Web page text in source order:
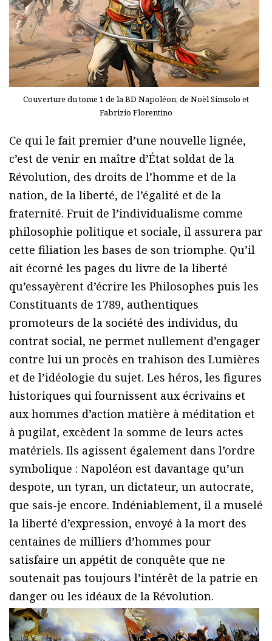
Couverture du tome 1 de la BD Napoléon, de Noël Simsolo et
Fabrizio Florentino
Ce qui le fait premier d’une nouvelle lignée,
c’est de venir en maître d’État soldat de la
Révolution, des droits de l’homme et de la
nation, de la liberté, de l’égalité et de la
fraternité. Fruit de l’individualisme comme
philosophie politique et sociale, il assurera par
cette filiation les bases de son triomphe. Qu’il
ait écorné les pages du livre de la liberté
qu’essayèrent d’écrire les Philosophes puis les
Constituants de 1789, authentiques
promoteurs de la société des individus, du
contrat social, ne permet nullement d’engager
contre lui un procès en trahison des Lumières
et de l’idéologie du sujet. Les héros, les figures
historiques qui fournissent aux écrivains et
aux hommes d’action matière à méditation et
à pugilat, excèdent la somme de leurs actes
matériels. Ils agissent également dans l’ordre
symbolique : Napoléon est davantage qu’un
despote, un tyran, un dictateur, un autocrate,
que sais-je encore. Indéniablement, il a muselé
la liberté d’expression, envoyé à la mort des
centaines de milliers d’hommes pour
satisfaire un appétit de conquête que ne
soutenait pas toujours l’intérêt de la patrie en
danger ou les idéaux de la Révolution.